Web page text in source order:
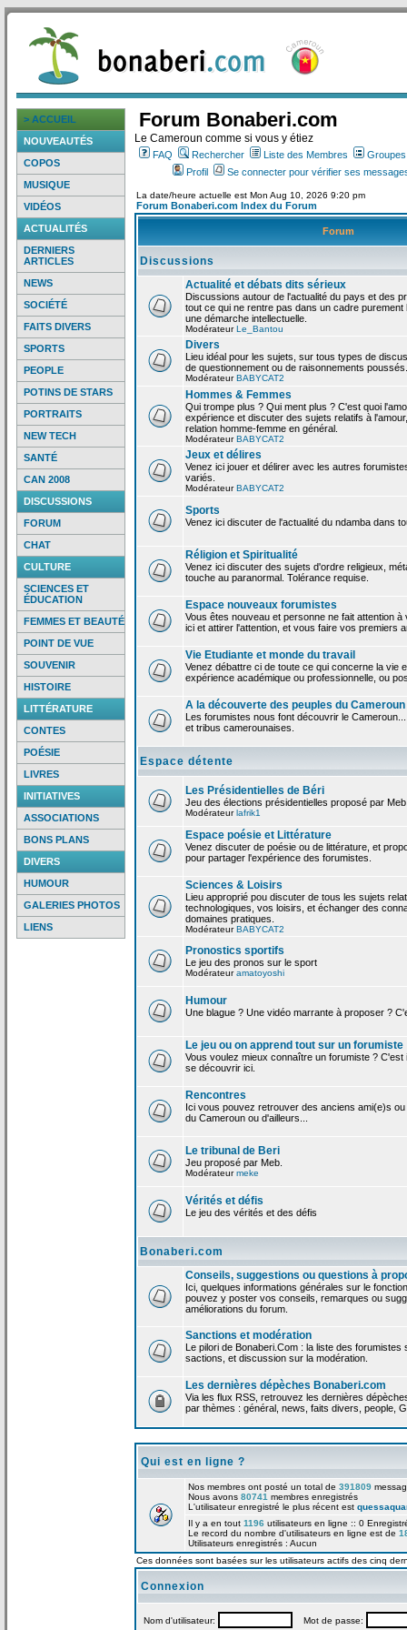
> ACCUEIL
NOUVEAUTÉS
COPOS
MUSIQUE
VIDÉOS
ACTUALITÉS
DERNIERS
ARTICLES
NEWS
SOCIÉTÉ
FAITS DIVERS
SPORTS
PEOPLE
POTINS DE STARS
PORTRAITS
NEW TECH
SANTÉ
CAN 2008
DISCUSSIONS
FORUM
CHAT
CULTURE
SCIENCES ET
ÉDUCATION
FEMMES ET BEAUTÉ
POINT DE VUE
SOUVENIR
HISTOIRE
LITTÉRATURE
CONTES
POÉSIE
LIVRES
INITIATIVES
ASSOCIATIONS
BONS PLANS
DIVERS
HUMOUR
GALERIES PHOTOS
LIENS
Forum Bonaberi.com
Le Cameroun comme si vous y étiez
FAQ Rechercher Liste des Membres
Profil
Se connecter pour vérifier ses
La date/heure actuelle est Mon Aug 10, 2026 9:20 pm
Forum Bonaberi.com Index du Forum
Forum
Discussions
Actualité et débats dits sérieux
Discussions autour de l'actualité du pays et des
tout ce qui ne rentre pas dans un cadre
une démarche intellectuelle.
ModérateurLe_Bantou
Divers
Lieu idéal pour les sujets, sur tous types de
de questionnement ou de raisonnements
ModérateurBABYCAT2
Hommes & Femmes
Qui trompe plus ? Qui ment plus ? C'est quoi
expérience et discuter des sujets relatifs à
relation homme-femme en général.
ModérateurBABYCAT2
Jeux et délires
Venez ici jouer et délirer avec les autres
variés.
ModérateurBABYCAT2
Sports
Venez ici discuter de l'actualité du ndamba dans
Réligion et Spiritualité
Venez ici discuter des sujets d'ordre religieux,
touche au paranormal. Tolérance requise.
Espace nouveaux forumistes
Vous êtes nouveau et personne ne fait attention
ici et attirer l'attention, et vous faire vos premiers
Vie Etudiante et monde du travail
Venez débattre ci de toute ce qui concerne la vie
expérience académique ou professionnelle, ou
A la découverte des peuples du Cameroun
Les forumistes nous font découvrir le
et tribus camerounaises.
Espace détente
Les Présidentielles de Béri
Jeu des élections présidentielles proposé par Meb
Modérateurlafrik1
Espace poésie et Littérature
Venez discuter de poésie ou de littérature, et
pour partager l'expérience des forumistes.
Sciences & Loisirs
Lieu approprié pou discuter de tous les sujets
technologiques, vos loisirs, et échanger des
domaines pratiques.
ModérateurBABYCAT2
Pronostics sportifs
Le jeu des pronos sur le sport
Modérateuramatoyoshi
Humour
Une blague ? Une vidéo marrante à proposer ?
Le jeu ou on apprend tout sur un forumiste
Vous voulez mieux connaître un forumiste ? C'est
se découvrir ici.
Rencontres
Ici vous pouvez retrouver des anciens ami(e)s
du Cameroun ou d'ailleurs...
Le tribunal de Beri
Jeu proposé par Meb.
Modérateurmeke
Vérités et défis
Le jeu des vérités et des défis
Bonaberi.com
Conseils, suggestions ou questions à
Ici, quelques informations générales sur le
pouvez y poster vos conseils, remarques ou
améliorations du forum.
Sanctions et modération
Le pilori de Bonaberi.Com : la liste des
sactions, et discussion sur la modération.
Les dernières dépèches Bonaberi.com
Via les flux RSS, retrouvez les dernières
par thèmes : général, news, faits divers, people,
Qui est en ligne ?
Nos membres ont posté un total de 391809
Nous avons 80741 membres enregistrés
L'utilisateur enregistré le plus récent est
Il y a en tout 1196 utilisateurs en ligne :: 0
Le record du nombre d'utilisateurs en ligne est de
Utilisateurs enregistrés : Aucun
Ces données sont basées sur les utilisateurs actifs des cinq
Connexion
Nom d'utilisateur: Mot de passe: